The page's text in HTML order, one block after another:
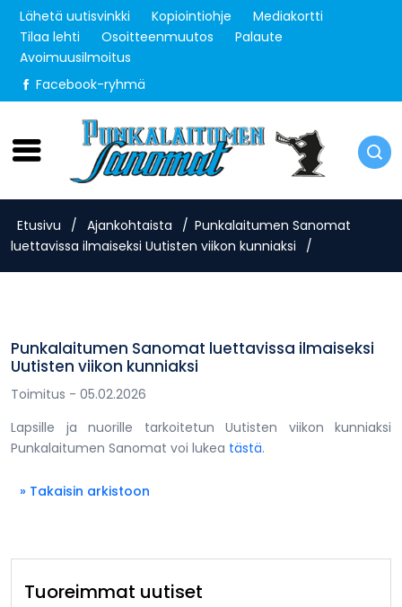
Lähetä uutisvinkki Kopiointiohje
Mediakortti
Tilaa lehti
Osoitteenmuutos
Palaute
Avoimuusilmoitus
Facebook-ryhmä
Lauantai 8.8.2026
Etusivu / Ajankohtaista / Punkalaitumen Sanomat
luettavissa ilmaiseksi Uutisten viikon kunniaksi
/
Punkalaitumen Sanomat luettavissa ilmaiseksi
Uutisten viikon kunniaksi
Toimitus - 05.02.2026
Lapsille ja nuorille tarkoitetun Uutisten viikon kunniaksi
Punkalaitumen Sanomat voi lukea tästä.
» Takaisin arkistoon
Tuoreimmat uutiset